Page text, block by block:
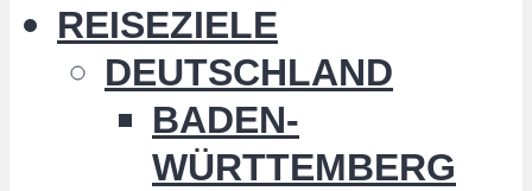
REISEZIELE
DEUTSCHLAND
BADEN-
WÜRTTEMBERG